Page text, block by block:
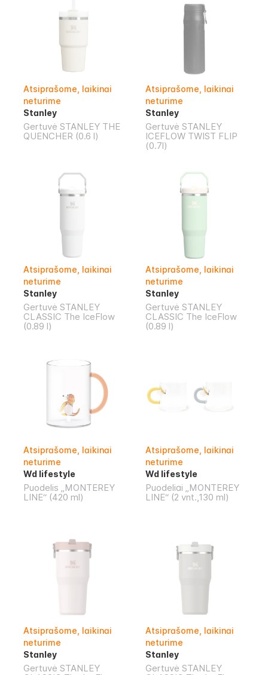
Atsiprašome, laikinai
neturime
Stanley
Gertuvė STANLEY THE
QUENCHER (0.6 l)
Atsiprašome, laikinai
neturime
Stanley
Gertuvė STANLEY
ICEFLOW TWIST FLIP
(0.7l)
Atsiprašome, laikinai
neturime
Stanley
Gertuvė STANLEY
CLASSIC The IceFlow
(0.89 l)
Atsiprašome, laikinai
neturime
Stanley
Gertuvė STANLEY
CLASSIC The IceFlow
(0.89 l)
Atsiprašome, laikinai
neturime
Wd lifestyle
Puodelis „MONTEREY
LINE“ (420 ml)
Atsiprašome, laikinai
neturime
Wd lifestyle
Puodeliai „MONTEREY
LINE“ (2 vnt.,130 ml)
Atsiprašome, laikinai
neturime
Stanley
Gertuvė STANLEY
Atsiprašome, laikinai
neturime
Stanley
Gertuvė STANLEY